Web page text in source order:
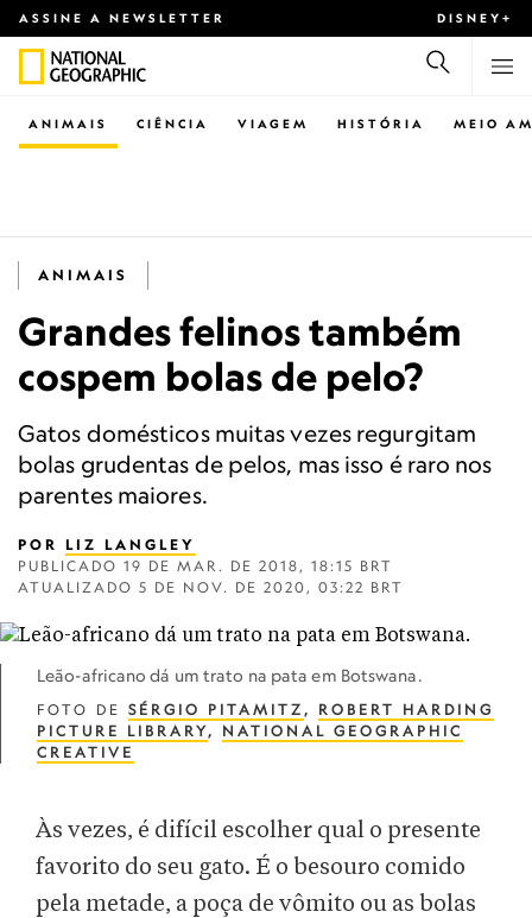
ASSINE A NEWSLETTER DISNEY+
CIÊNCIA VIAGEM
ANIMAIS HISTÓRIA MEIO
ANIMAIS
Grandes felinos também
cospem bolas de pelo?
Gatos domésticos muitas vezes regurgitam
bolas grudentas de pelos, mas isso é raro nos
parentes maiores.
POR LIZ LANGLEY
PUBLICADO 19 DE MAR. DE 2018, 18:15 BRT
ATUALIZADO 5 DE NOV. DE 2020, 03:22 BRT
Leão-africano dá um trato na pata em Botswana.
FOTO DE SÉRGIO PITAMITZ , ROBERT HARDING
PICTURE LIBRARY, NATIONAL GEOGRAPHIC
CREATIVE
Às vezes, é difícil escolher qual o presente
favorito do seu gato. É o besouro comido
pela metade, a poça de vômito ou as bolas